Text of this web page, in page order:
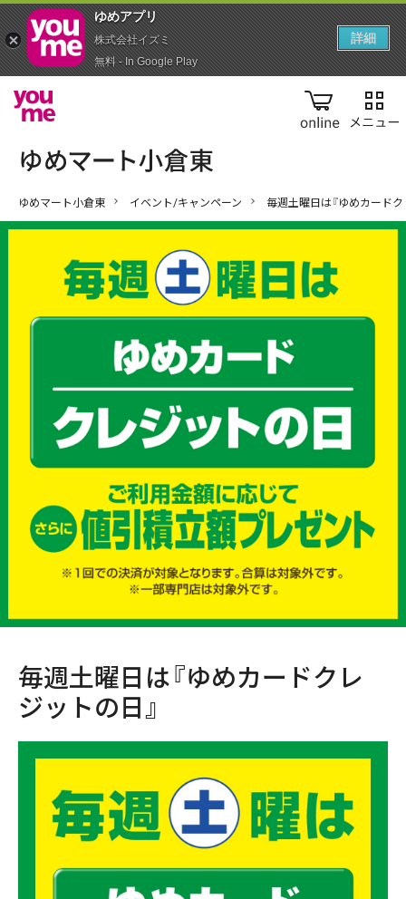
online
ゆめマート小倉東 イベント/キャンペーン 毎週土曜日は『ゆめカードク
毎週土曜日は『ゆめカードクレ
ジットの日』
ゆめアプ‪リ‬
株式会社イズミ
無料 - In Google Play
詳細